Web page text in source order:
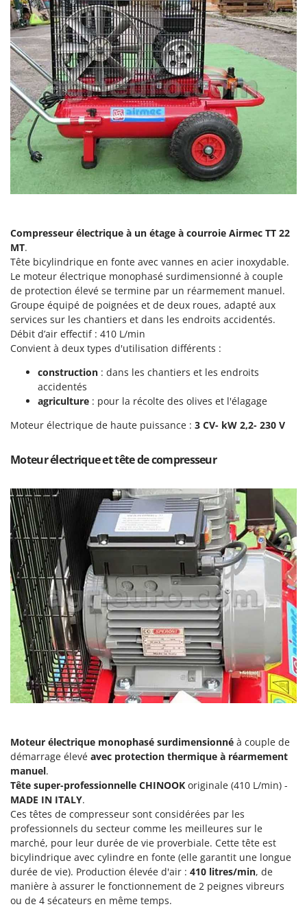
F
Fendeuses à bois
Filets pour la Récolte des olives
Filtres pour vin et huile
Floconneuses
Fouloirs - Égrappoirs
Fourches pour tracteur
Fours d'extérieur - intérieur pour pizza et cuisine
Fours électriques
Fraises à neige
Friteuses sans huile
G
Générateurs d'air chaud
Godets à terre basculants pour tracteur
Groupes électrogènes
Gyrobroyeurs à lame pour tracteur
Haches - Cognées et Hachettes
Hachoirs à viande
Lames niveleuses pour tracteur
Lave-vitres
Lieuses électriques pour vignes
M
Machines à pâtes
Machines de nettoyage pour panneaux photovoltaïques et surfaces vitrées
Machines pour la transformation des fruits
Machines sous vide
Motobineuses
Motoculteurs
Motofaucheuses
Moulins à céréales électriques
Moulins à farine
N
Nettoyeurs et Balais à vapeur
Nettoyeurs haute pression
Nettoyeurs tapis, moquettes et tapisseries
P
Peignes vibreurs et Secoueurs à olives
Pelles rétros pour tracteur
Comet
Cresco
Cruccolini
CTEK
D
Dal Degan
DCG
Deca
DeWalt
Di Martino
Diesse
Docma
Dominion
Dreame
E
EcoFlow
Effeuno
Einhell
Elegen
Enotecnica Pillan
EuroMech
Eurosystems
F
FAC
Fama Industrie
Famag
Famur
FARMER
FBC
Ferrari Group
Ferroni
FIAC
FIEM
Fimar
FINI
Fiorentini
Fiskars
Flymo
Fontana Forni
Compresseur électrique à un étage à courroie Airmec TT 22
MT.
Tête bicylindrique en fonte avec vannes en acier inoxydable.
Le moteur électrique monophasé surdimensionné à couple
de protection élevé se termine par un réarmement manuel.
Groupe équipé de poignées et de deux roues, adapté aux
services sur les chantiers et dans les endroits accidentés.
Débit d’air effectif : 410 L/min
Convient à deux types d'utilisation différents :
construction : dans les chantiers et les endroits
accidentés
agriculture : pour la récolte des olives et l'élagage
Moteur électrique de haute puissance : 3 CV- kW 2,2- 230 V
Moteur électrique et tête de compresseur
Moteur électrique monophasé surdimensionné à couple de
démarrage élevé avec protection thermique à réarmement
manuel.
Tête super-professionnelle CHINOOK originale (410 L/min) -
MADE IN ITALY.
Ces têtes de compresseur sont considérées par les
professionnels du secteur comme les meilleures sur le
marché, pour leur durée de vie proverbiale. Cette tête est
bicylindrique avec cylindre en fonte (elle garantit une longue
durée de vie). Production élevée d'air : 410 litres/min, de
manière à assurer le fonctionnement de 2 peignes vibreurs
ou de 4 sécateurs en même temps.